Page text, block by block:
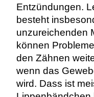
Entzündungen.
besteht
unzureichenden
können
den Zähnen
wenn das
wird. Dass ist